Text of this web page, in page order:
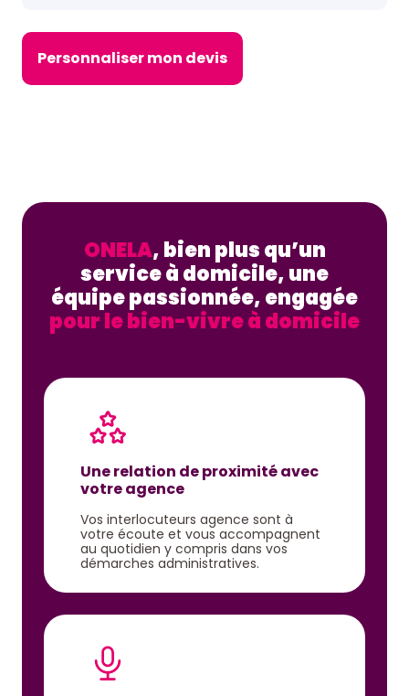
Personnaliser mon devis
ONELA, bien plus qu’un
service à domicile, une
équipe passionnée, engagée
pour le bien-vivre à domicile
Une relation de proximité avec
votre agence
Vos interlocuteurs agence sont à
votre écoute et vous accompagnent
au quotidien y compris dans vos
démarches administratives.